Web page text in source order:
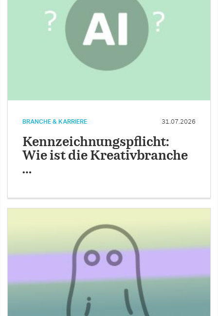
BRANCHE & KARRIERE 31.07.2026
Kennzeichnungspflicht:
Wie ist die Kreativbranche
…